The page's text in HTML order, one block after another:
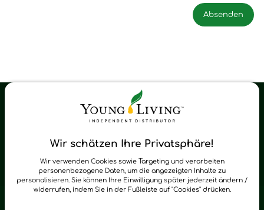
Wir schätzen Ihre Privatsphäre!
Wir verwenden Cookies sowie Targeting und verarbeiten
personenbezogene Daten, um die angezeigten Inhalte zu
personalisieren. Sie können Ihre Einwilligung später jederzeit ändern /
widerrufen, indem Sie in der Fußleiste auf "Cookies" drücken.
Young Living Shop-Oil Newsletter
zum Newsletter anmelden